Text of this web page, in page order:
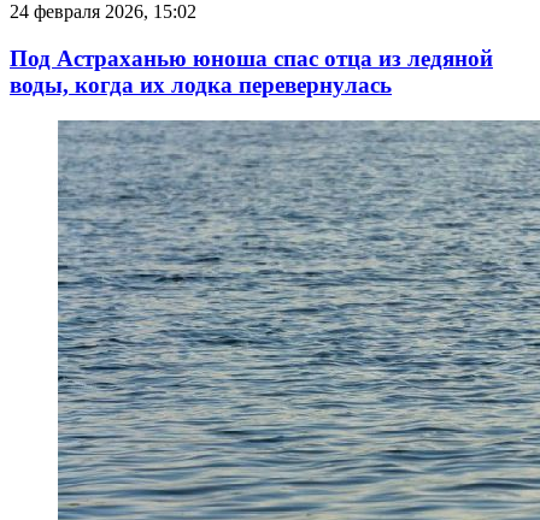
24 февраля 2026, 15:02
Под Астраханью юноша спас отца из ледяной
воды, когда их лодка перевернулась